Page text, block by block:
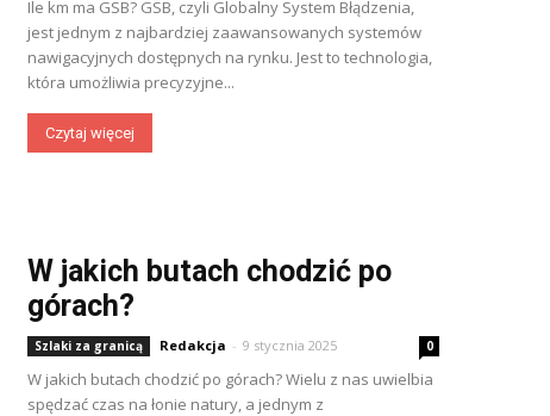
Ile km ma GSB? GSB, czyli Globalny System Błądzenia,
jest jednym z najbardziej zaawansowanych systemów
nawigacyjnych dostępnych na rynku. Jest to technologia,
która umożliwia precyzyjne...
Czytaj więcej
W jakich butach chodzić po
górach?
Szlaki za granicą Redakcja - 9 stycznia 2025 0
W jakich butach chodzić po górach? Wielu z nas uwielbia
spędzać czas na łonie natury, a jednym z